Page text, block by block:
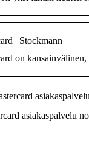
| Stockmann
on
asiakaspalvelu